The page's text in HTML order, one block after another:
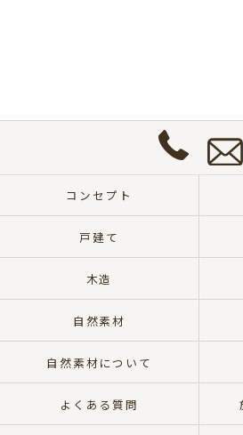
個人情報の開示･訂正･削除・利
きにつきましては、お電話でお
0572-
8700
合
わ
せ
は
ち
コンセプト
戸建て
木造
自然素材
自然素材について
よくある質問